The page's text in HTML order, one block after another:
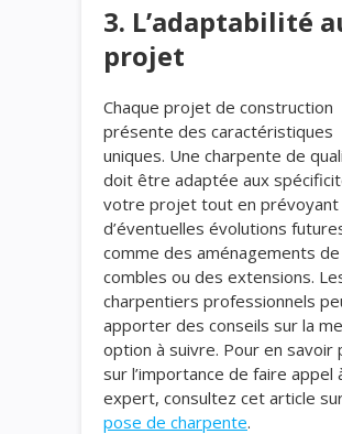
3. L’adaptabilité
projet
Chaque projet de construction
présente des caractéristiques
uniques. Une charpente de
doit être adaptée aux
votre projet tout en prévoyant
d’éventuelles évolutions
comme des aménagements de
combles ou des extensions.
charpentiers professionnels
apporter des conseils sur la
option à suivre. Pour en savoir
sur l’importance de faire appel
expert, consultez cet article
pose de charpente.